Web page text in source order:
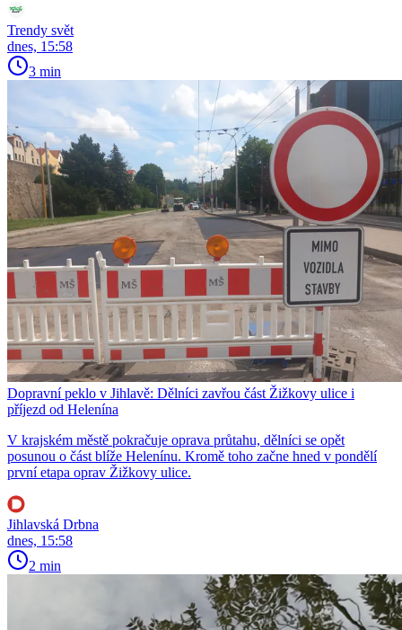
Trendy svět
dnes, 15:58
3 min
Dopravní peklo v Jihlavě: Dělníci zavřou část Žižkovy ulice i
příjezd od Helenína
V krajském městě pokračuje oprava průtahu, dělníci se opět
posunou o část blíže Helenínu. Kromě toho začne hned v pondělí
první etapa oprav Žižkovy ulice.
Jihlavská Drbna
dnes, 15:58
2 min